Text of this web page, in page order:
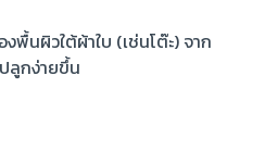
พื้นผิวใต้ผ้าใบ (เช่นโต๊ะ) จาก
ลูกง่ายขึ้น